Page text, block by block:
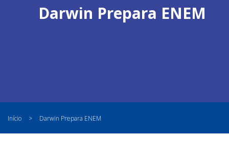
Darwin Prepara ENEM
Início > Darwin Prepara ENEM